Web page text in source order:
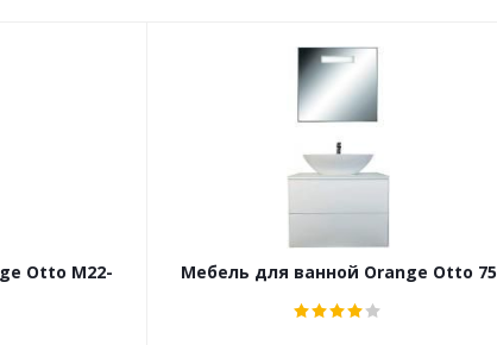
Otto M22-
Мебель для ванной Orange Otto 75